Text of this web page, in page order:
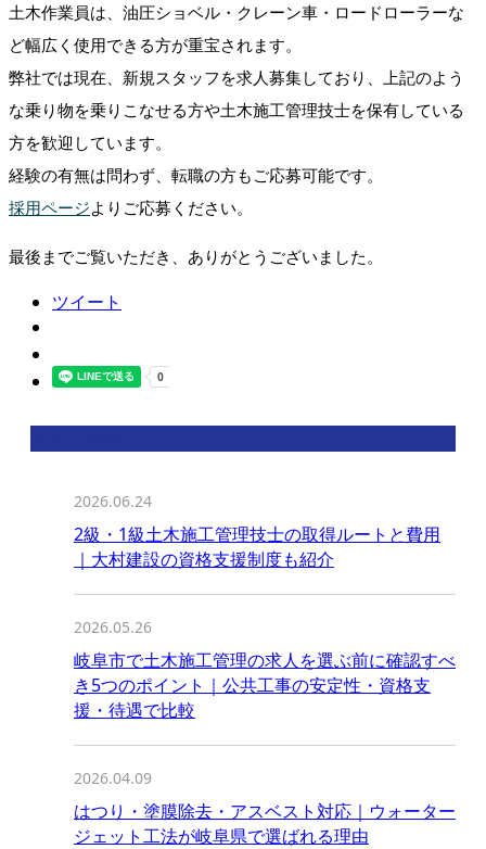
土木作業員は、油圧ショベル・クレーン車・ロードローラーな
ど幅広く使用できる方が重宝されます。
弊社では現在、新規スタッフを求人募集しており、上記のよう
な乗り物を乗りこなせる方や⼟⽊施⼯管理技⼠を保有している
方を歓迎しています。
経験の有無は問わず、転職の方もご応募可能です。
採用ページよりご応募ください。
最後までご覧いただき、ありがとうございました。
ツイート
2026.06.24
2級・1級土木施工管理技士の取得ルートと費用
｜大村建設の資格支援制度も紹介
2026.05.26
岐阜市で土木施工管理の求人を選ぶ前に確認すべ
き5つのポイント｜公共工事の安定性・資格支
援・待遇で比較
2026.04.09
はつり・塗膜除去・アスベスト対応｜ウォーター
ジェット工法が岐阜県で選ばれる理由